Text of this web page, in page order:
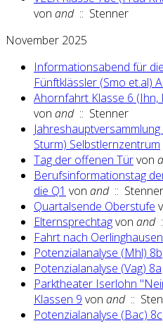
von and:: Stenner
November 2025
Informationsabend für
Fünftklässler (Smo et.al)
Ahornfahrt Klasse 6 (Ihn,
von and:: Stenner
Sturm) Selbstlernzentrum
Tag der offenen Türvon
Berufsinformationstag
die Q1 von and:: Stenner
Quartalsende Oberstufe
Elternsprechtagvon and
Fahrt nach
Potenzialanalyse (Mhl) 8b
Potenzialanalyse (Vag) 8a
Parktheater Iserlohn
Klassen 9 von and::
Potenzialanalyse (Bac) 8c